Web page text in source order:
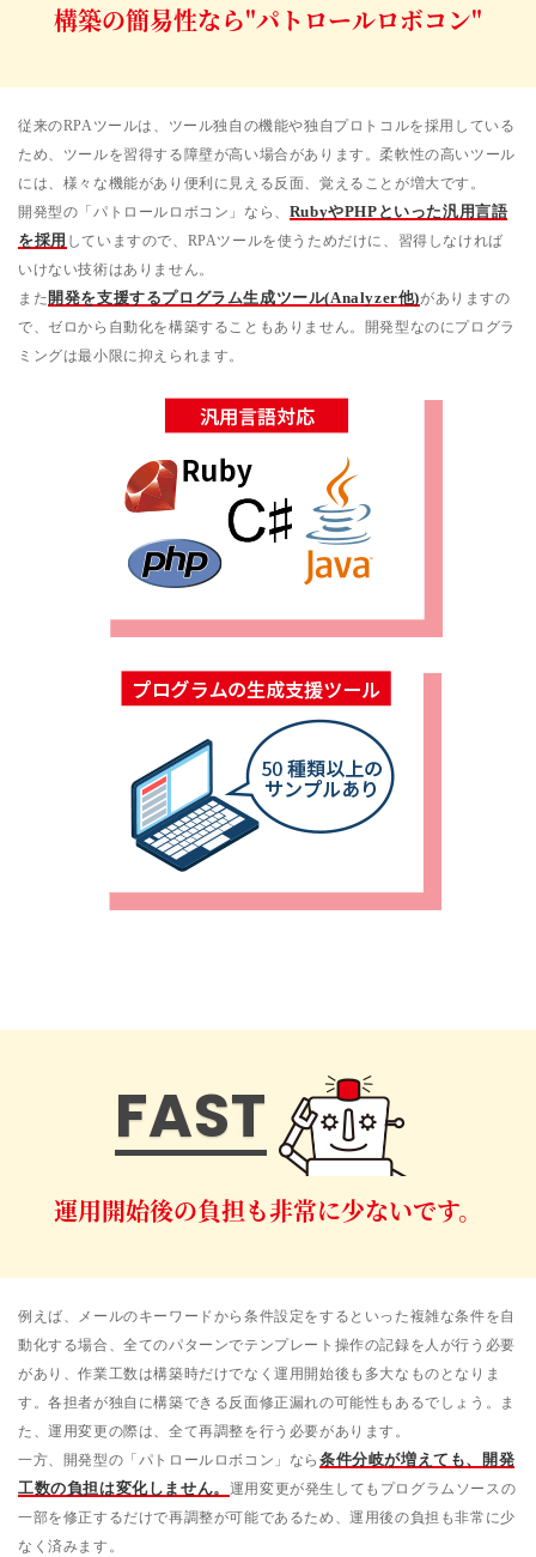
構築の簡易性なら"パトロールロボコン"
従来のRPAツールは、ツール独自の機能や独自プロトコルを採用している
ため、ツールを習得する障壁が高い場合があります。柔軟性の高いツール
には、様々な機能があり便利に見える反面、覚えることが増大です。
開発型の「パトロールロボコン」なら、 RubyやPHPといった汎用言語
を採用 していますので、RPAツールを使うためだけに、習得しなければ
いけない技術はありません。
また 開発を支援するプログラム生成ツール(Analyzer他)がありますの
で、ゼロから自動化を構築することもありません。開発型なのにプログラ
ミングは最小限に抑えられます。
FAST
運用開始後の負担も非常に少ないです。
例えば、メールのキーワードから条件設定をするといった複雑な条件を自
動化する場合、全てのパターンでテンプレート操作の記録を人が行う必要
があり、作業工数は構築時だけでなく運用開始後も多大なものとなりま
す。各担者が独自に構築できる反面修正漏れの可能性もあるでしょう。ま
た、運用変更の際は、全て再調整を行う必要があります。
一方、開発型の「パトロールロボコン」なら 条件分岐が増えても、開発
工数の負担は変化しません。 運用変更が発生してもプログラムソースの
一部を修正するだけで再調整が可能であるため、運用後の負担も非常に少
なく済みます。